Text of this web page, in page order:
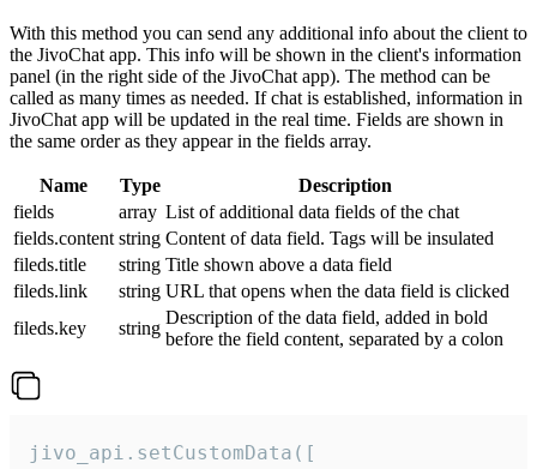
With this method you can send any additional info about the client to
the JivoChat app. This info will be shown in the client's information
panel (in the right side of the JivoChat app). The method can be
called as many times as needed. If chat is established, information in
JivoChat app will be updated in the real time. Fields are shown in
the same order as they appear in the fields array.
Name Type
Description
fields
array List of additional data fields of the chat
fields.content string Content of data field. Tags will be insulated
fileds.title
string Title shown above a data field
fileds.link
string URL that opens when the data field is clicked
fileds.key
string
Description of the data field, added in bold
before the field content, separated by a colon
jivo_api.setCustomData([